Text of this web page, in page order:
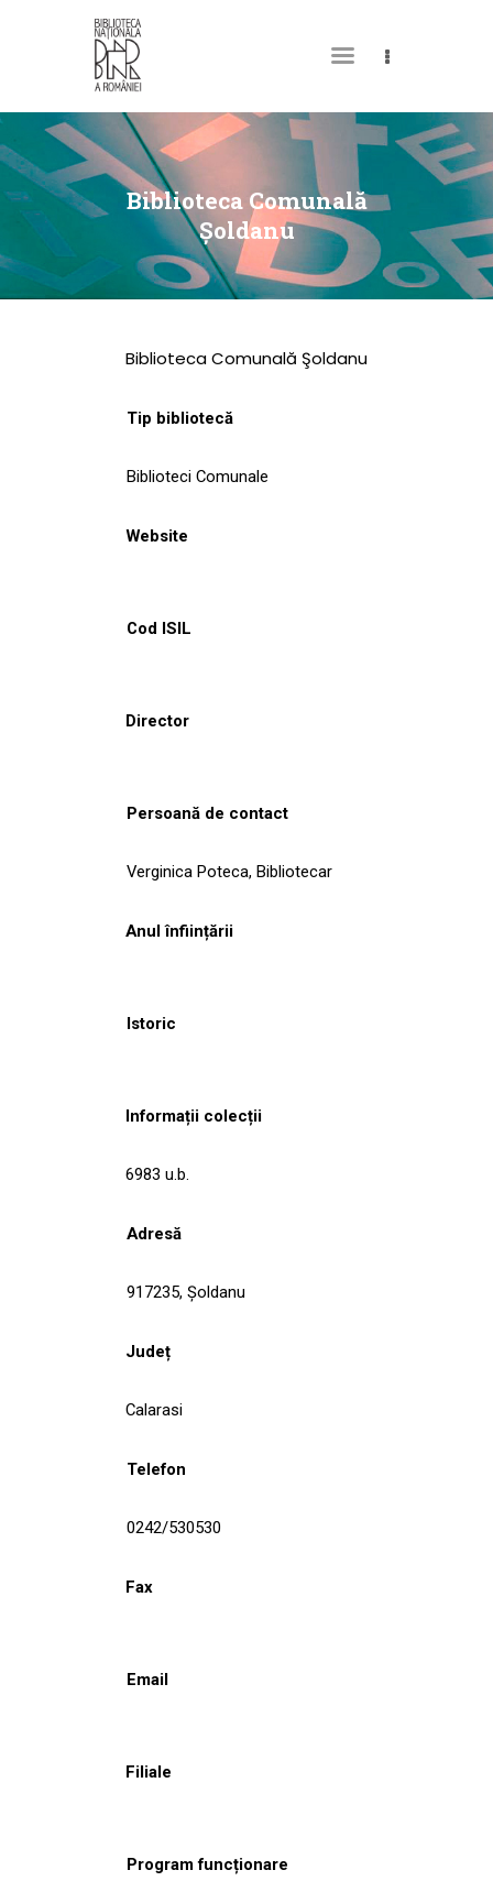
Biblioteca Comunală
Şoldanu
DESPRE NOI
PERMISUL MEU DE
BIBLIOTECĂ
CATALOAGE ȘI
COLECȚII
CULTURALE
NOUTĂȚI
Biblioteca Comunală Şoldanu
Tip bibliotecă
Biblioteci Comunale
Website
Cod ISIL
Director
Persoană de contact
Verginica Poteca, Bibliotecar
Anul înființării
Istoric
Informații colecții
6983 u.b.
Adresă
917235, Şoldanu
Județ
Calarasi
Telefon
0242/530530
Fax
Email
Filiale
Program funcționare